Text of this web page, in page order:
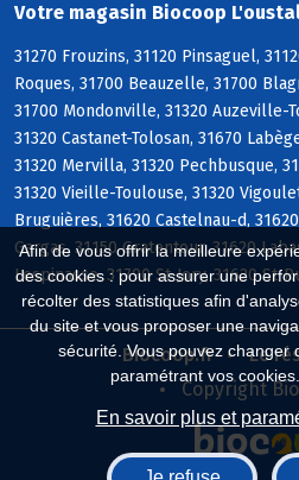
Afin de vous offrir la meilleure
des cookies : pour assurer une
récolter des statistiques afin
du site et vous proposer une
sécurité. Vous pouvez changer
paramétrant vos
En savoir plus et
Votre magasin Biocoop
31270 Frouzins, 31120 Pinsaguel,
Roques, 31700 Beauzelle, 31700
31700 Mondonville, 31320 Auzeville-
31320 Castanet-Tolosan, 31670
31320 Mervilla, 31320 Pechbusque,
31320 Vieille-Toulouse, 31320
Bruguières, 31620 Castelnau-d,
Gargas, 31150 Gratentour, 31620
Lespinasse, 31790 St-Jory, 31620 St-
Biocoop.fr
Le
Copyright